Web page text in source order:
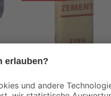
Universalzement 25